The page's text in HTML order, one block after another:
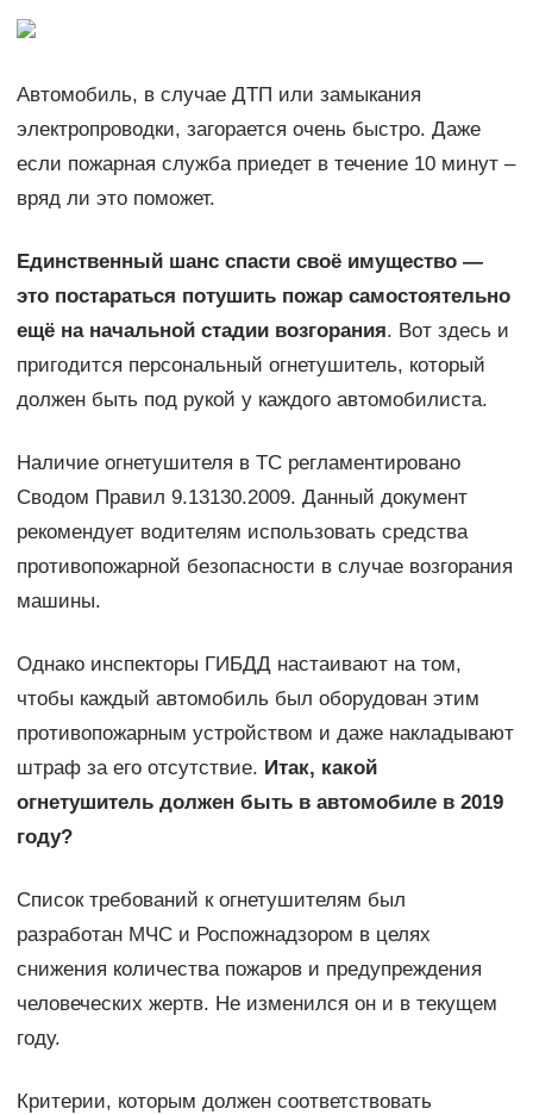
Автомобиль, в случае ДТП или замыкания
электропроводки, загорается очень быстро. Даже
если пожарная служба приедет в течение 10 минут –
вряд ли это поможет.
Единственный шанс спасти своё имущество —
это постараться потушить пожар самостоятельно
ещё на начальной стадии возгорания. Вот здесь и
пригодится персональный огнетушитель, который
должен быть под рукой у каждого автомобилиста.
Наличие огнетушителя в ТС регламентировано
Сводом Правил 9.13130.2009. Данный документ
рекомендует водителям использовать средства
противопожарной безопасности в случае возгорания
машины.
Однако инспекторы ГИБДД настаивают на том,
чтобы каждый автомобиль был оборудован этим
противопожарным устройством и даже накладывают
штраф за его отсутствие. Итак, какой
огнетушитель должен быть в автомобиле в 2019
году?
Список требований к огнетушителям был
разработан МЧС и Роспожнадзором в целях
снижения количества пожаров и предупреждения
человеческих жертв. Не изменился он и в текущем
году.
Критерии, которым должен соответствовать